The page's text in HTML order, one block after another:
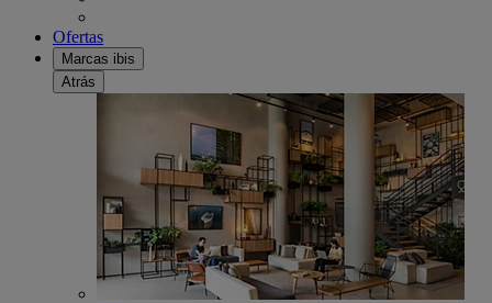
Ofertas
Marcas ibis
Atrás